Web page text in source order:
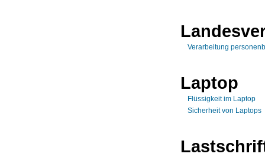
Verarbeitung
Laptop
Flüssigkeit im Laptop
Sicherheit von Laptops